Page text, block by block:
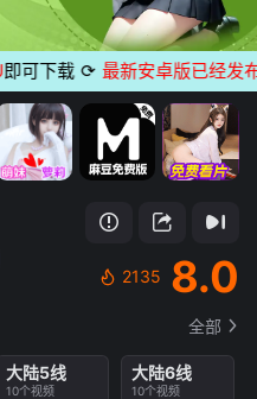
下载 ⟳ 最新安卓版已经发布无
2135 8.0
全部
大陆5线
10个视频
大陆6线
10个视频